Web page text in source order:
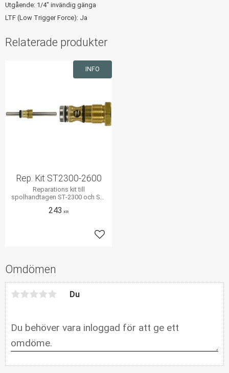
Utgående: 1/4" invändig gänga
LTF (Low Trigger Force): Ja
Omdömen
Du
Relaterade produkter
Rep. Kit ST2300-2600
Reparations kit till
spolhandtagen ST-2300 och ST-
243 KR
Lägg till i favoriter
INFO